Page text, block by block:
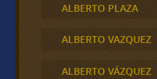
ALBERTO PLAZA
ALBERTO VAZQUEZ
ALBERTO VÁZQUEZ